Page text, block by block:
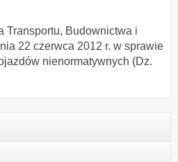
Transportu, Budownictwa i
22 czerwca 2012 r. w sprawie
nienormatywnych (Dz.